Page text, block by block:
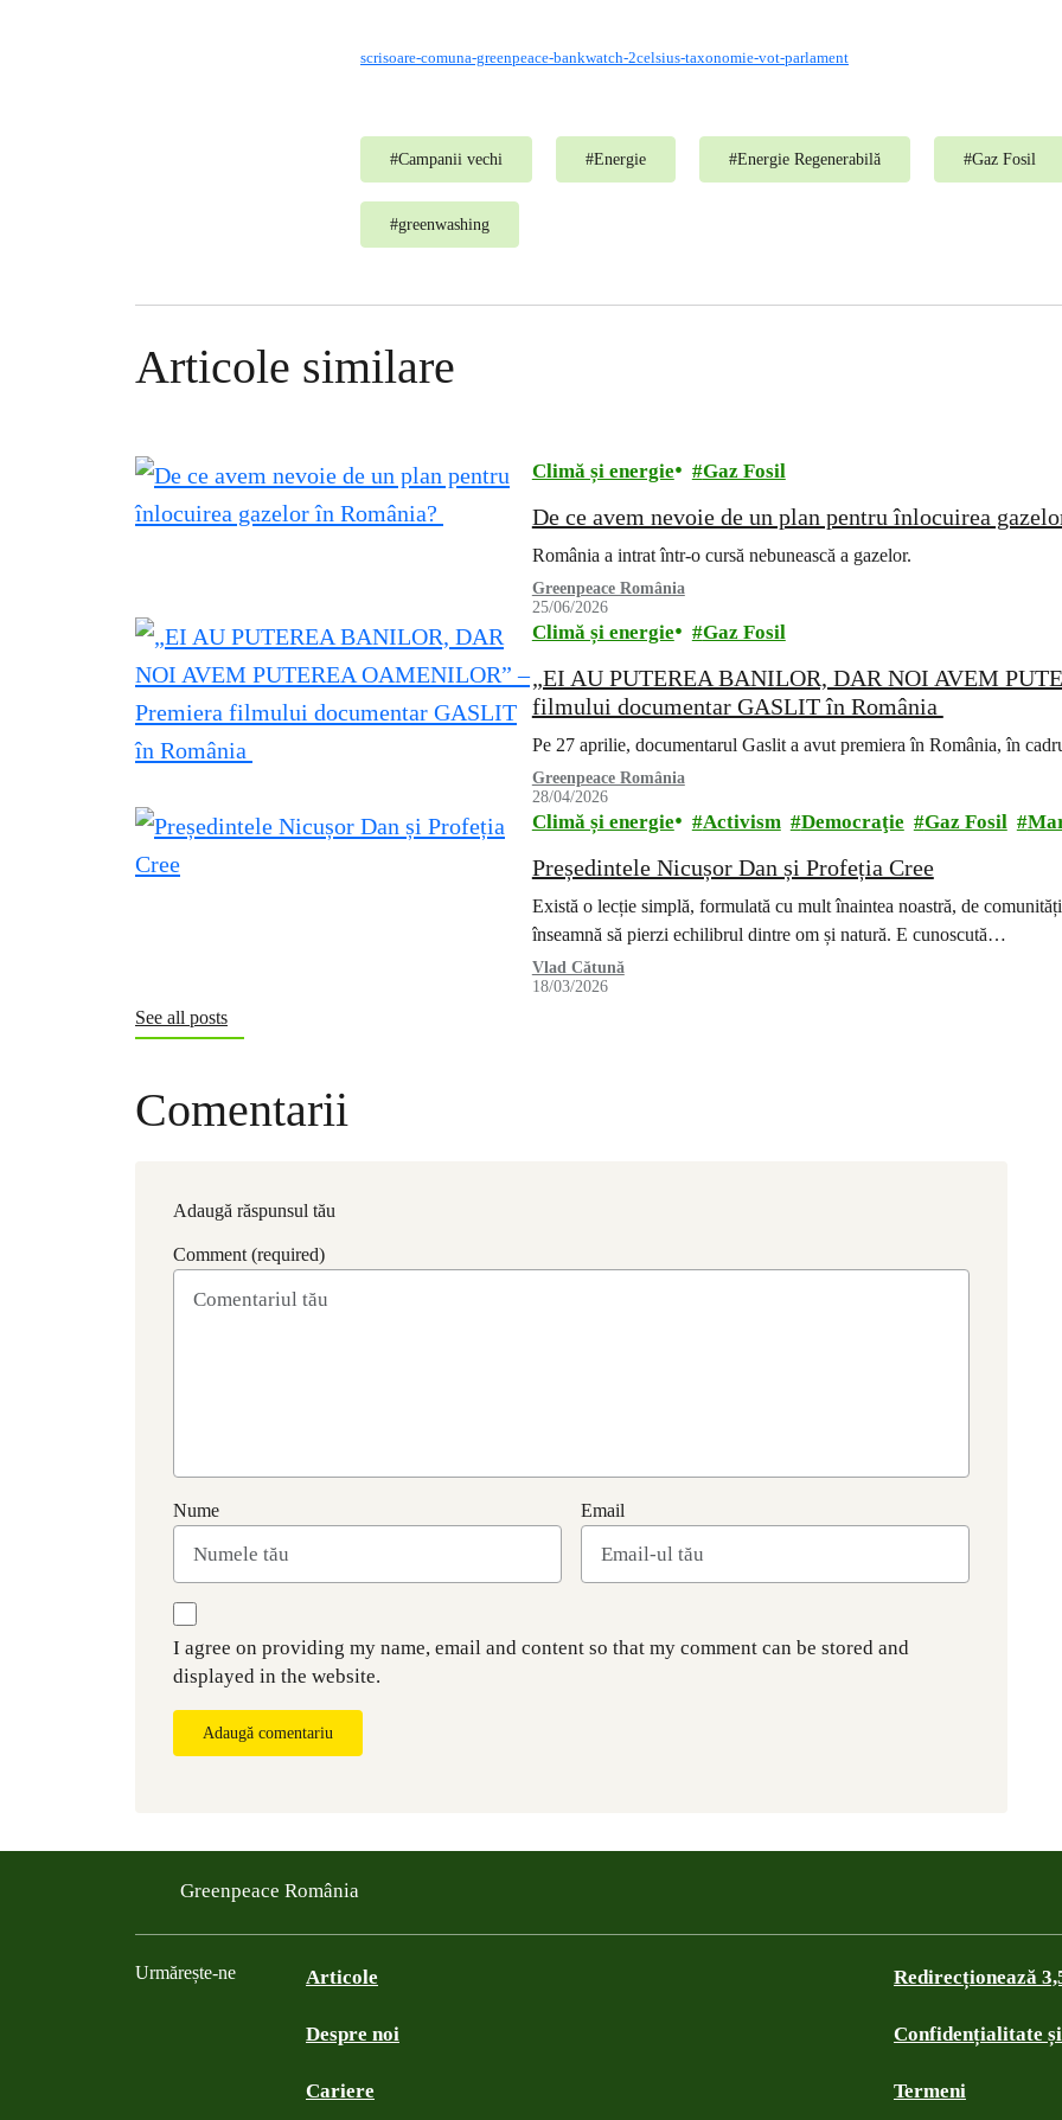
scrisoare-comuna-greenpeace-bankwatch-2celsius-taxonomie-vot-parlament
#Campanii vechi #Energie #Energie Regenerabilă #Gaz Fosil
#greenwashing
Articole similare
Climă și energie Gaz Fosil
De ce avem nevoie de un plan pentru înlocuirea
România a intrat într-o cursă nebunească a gazelor.
Greenpeace România
25/06/2026
Climă și energie Gaz Fosil
„EI AU PUTEREA BANILOR, DAR NOI AVEM
filmului documentar GASLIT în România
Pe 27 aprilie, documentarul Gaslit a avut premiera în România, în
Greenpeace România
28/04/2026
Climă și energie Activism Democraţie Gaz Fosil
Președintele Nicușor Dan și Profeția Cree
Există o lecție simplă, formulată cu mult înaintea noastră, de
înseamnă să pierzi echilibrul dintre om și natură. E cunoscută…
Vlad Cătună
18/03/2026
See all posts
Comentarii
Adaugă răspunsul tău
Comment (required)
Nume Email
I agree on providing my name, email and content so that my comment can be stored and
displayed in the website.
Adaugă comentariu
Greenpeace România
Urmărește-ne Articole
Despre noi
Cariere
Redirecționează
Confidențialitate
Termeni